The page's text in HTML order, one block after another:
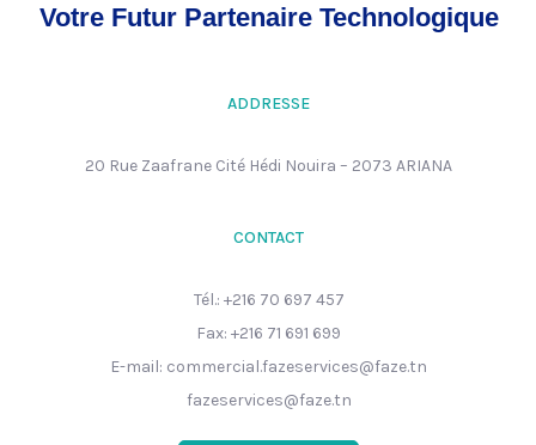
Votre Futur Partenaire Technologique
ADDRESSE
20 Rue Zaafrane Cité Hédi Nouira – 2073 ARIANA
CONTACT
Tél.: +216 70 697 457
Fax: +216 71 691 699
E-mail: commercial.fazeservices@faze.tn
fazeservices@faze.tn